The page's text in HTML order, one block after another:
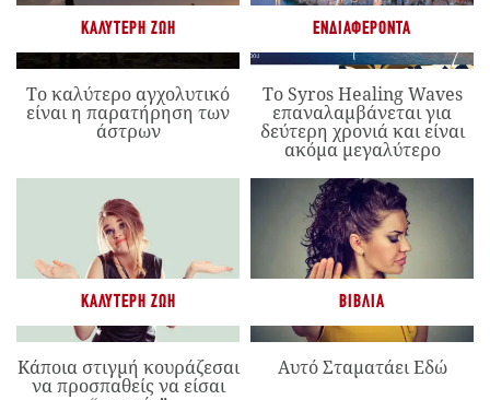
ΚΑΛΎΤΕΡΗ ΖΩΉ
Το καλύτερο αγχολυτικό
είναι η παρατήρηση των
άστρων
ΕΝΔΙΑΦΈΡΟΝΤΑ
Το Syros Healing Waves
επαναλαμβάνεται για
δεύτερη χρονιά και είναι
ακόμα μεγαλύτερο
ΚΑΛΎΤΕΡΗ ΖΩΉ
Κάποια στιγμή κουράζεσαι
να προσπαθείς να είσαι
ΒΙΒΛΊΑ
Αυτό Σταματάει Εδώ